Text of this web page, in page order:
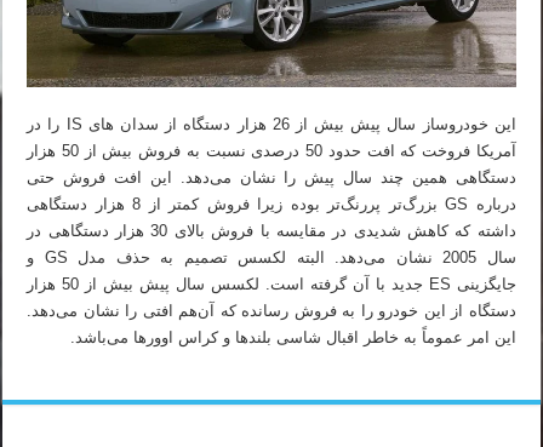
این خودروساز سال پیش بیش از 26 هزار دستگاه از سدان های IS را در
آمریکا فروخت که افت حدود 50 درصدی نسبت به فروش بیش از 50 هزار
دستگاهی همین چند سال پیش را نشان می‌دهد. این افت فروش حتی
درباره GS بزرگ‌تر پررنگ‌تر بوده زیرا فروش کمتر از 8 هزار دستگاهی
داشته که کاهش شدیدی در مقایسه با فروش بالای 30 هزار دستگاهی در
سال 2005 نشان می‌دهد. البته لکسس تصمیم به حذف مدل GS و
جایگزینی ES جدید با آن گرفته است. لکسس سال پیش بیش از 50 هزار
دستگاه از این خودرو را به فروش رسانده که آن‌هم افتی را نشان می‌دهد.
این امر عموماً به خاطر اقبال شاسی بلندها و کراس اوورها می‌باشد.